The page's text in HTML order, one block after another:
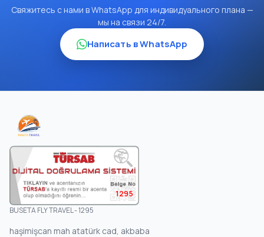
Свяжитесь с нами в WhatsApp для индивидуального плана —
мы на связи 24/7.
Написать в WhatsApp
1295
BUSETA FLY TRAVEL - 1295
haşimişcan mah atatürk cad, akbaba